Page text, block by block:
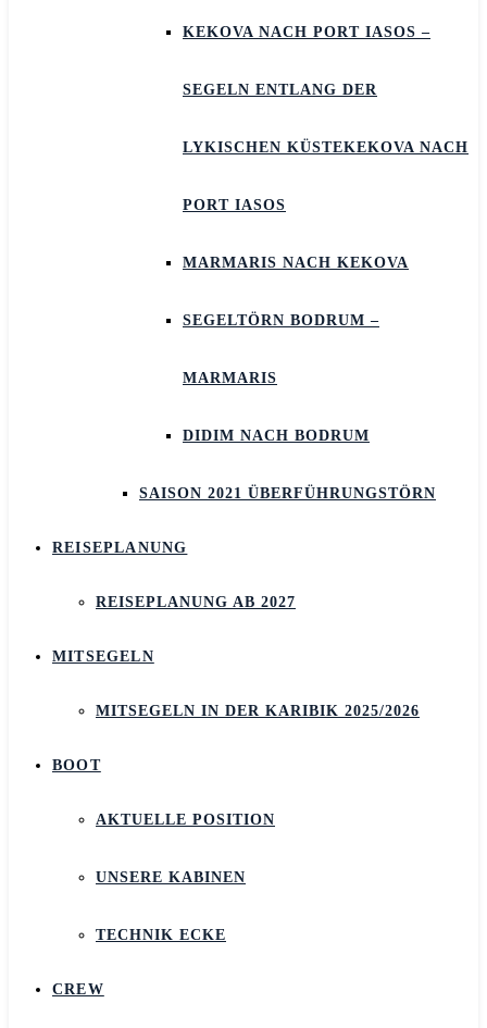
KEKOVA NACH PORT IASOS –
SEGELN ENTLANG DER
LYKISCHEN KÜSTEKEKOVA NACH
PORT IASOS
MARMARIS NACH KEKOVA
SEGELTÖRN BODRUM –
MARMARIS
DIDIM NACH BODRUM
SAISON 2021 ÜBERFÜHRUNGSTÖRN
REISEPLANUNG
REISEPLANUNG AB 2027
MITSEGELN
MITSEGELN IN DER KARIBIK 2025/2026
BOOT
AKTUELLE POSITION
UNSERE KABINEN
TECHNIK ECKE
CREW